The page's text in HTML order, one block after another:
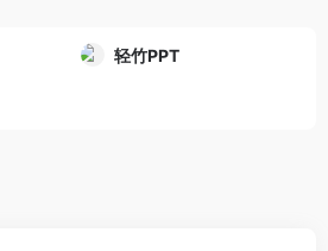
轻竹PPT